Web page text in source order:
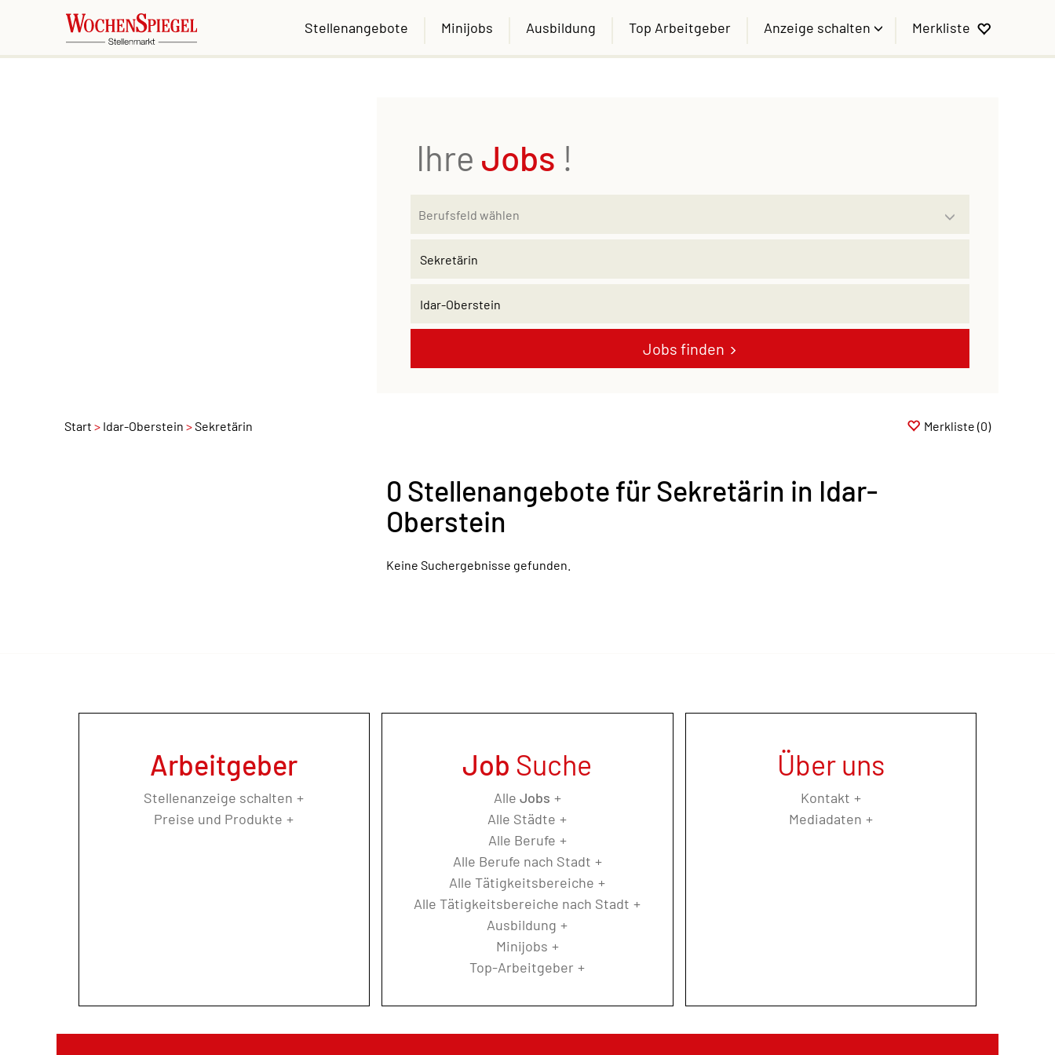
Stellenangebote Minijobs Ausbildung Top Arbeitgeber Anzeige schalten Merkliste
Ihre Jobs !
Jobs finden
Start Idar-Oberstein Sekretärin Merkliste (0)
0 Stellenangebote für Sekretärin in Idar-
Oberstein
Keine Suchergebnisse gefunden.
Arbeitgeber
Stellenanzeige schalten
Preise und Produkte
Job Suche
Alle Jobs
Alle Städte
Alle Berufe
Alle Berufe nach Stadt
Alle Tätigkeitsbereiche
Alle Tätigkeitsbereiche nach Stadt
Ausbildung
Minijobs
Top-Arbeitgeber
Über uns
Kontakt
Mediadaten